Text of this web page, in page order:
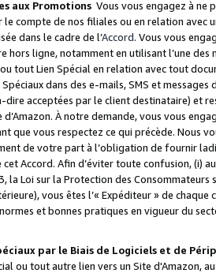
aux Promotions Vous vous engagez à ne
compte de nos filiales ou en relation avec
dans le cadre de l’Accord. Vous vous
hors ligne, notamment en utilisant l’une
tout Lien Spécial en relation avec tout
dans des e-mails, SMS et
dire acceptées par le client destinataire) et
d’Amazon. À notre demande, vous vous
que vous respectez ce qui précède. Nous
de votre part à l’obligation de fournir
Accord. Afin d’éviter toute confusion, (i)
la Loi sur la Protection des
vous êtes l’« Expéditeur » de
et bonnes pratiques en vigueur du
par le Biais de Logiciels et de
ou tout autre lien vers un Site d'Amazon,